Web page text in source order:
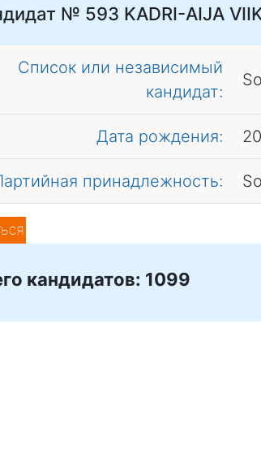
№ 593 KADRI-AIJA
Список или независимый
кандидат:
Дата рождения:
принадлежность:
кандидатов: 1099